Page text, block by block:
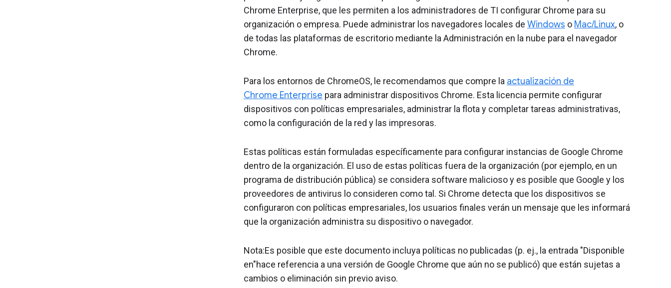
Chrome Enterprise, que les permiten a los administradores de TI configurar Chrome para su
organización o empresa. Puede administrar los navegadores locales de Windows o Mac/Linux, o
de todas las plataformas de escritorio mediante la Administración en la nube para el navegador
Chrome.
Para los entornos de ChromeOS, le recomendamos que compre la actualización de
Chrome Enterprise para administrar dispositivos Chrome. Esta licencia permite configurar
dispositivos con políticas empresariales, administrar la flota y completar tareas administrativas,
como la configuración de la red y las impresoras.
Estas políticas están formuladas específicamente para configurar instancias de Google Chrome
dentro de la organización. El uso de estas políticas fuera de la organización (por ejemplo, en un
programa de distribución pública) se considera software malicioso y es posible que Google y los
proveedores de antivirus lo consideren como tal. Si Chrome detecta que los dispositivos se
configuraron con políticas empresariales, los usuarios finales verán un mensaje que les informará
que la organización administra su dispositivo o navegador.
Nota:Es posible que este documento incluya políticas no publicadas (p. ej., la entrada "Disponible
en"hace referencia a una versión de Google Chrome que aún no se publicó) que están sujetas a
cambios o eliminación sin previo aviso.